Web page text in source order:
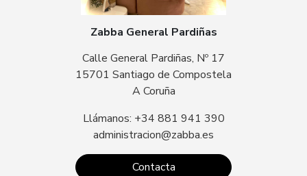
Zabba General Pardiñas
Calle General Pardiñas, Nº 17
15701 Santiago de Compostela
A Coruña
Llámanos: +34 881 941 390
administracion@zabba.es
Contacta